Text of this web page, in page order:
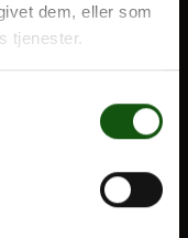
dem, eller som
tjenester.